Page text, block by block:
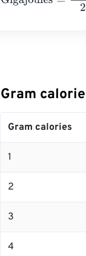
Gram
Gram calories
1
2
3
4